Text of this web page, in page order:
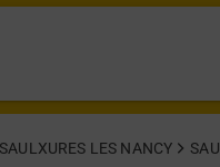
SAULXURES LES NANCY